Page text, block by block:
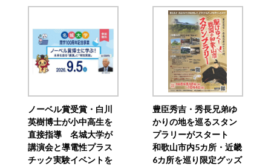
ノーベル賞受賞・白川
英樹博士が小中高生を
直接指導 名城大学が
講演会と導電性プラス
チック実験イベントを
豊臣秀吉・秀長兄弟ゆ
かりの地を巡るスタン
プラリーがスタート
和歌山市内5カ所・近畿
6カ所を巡り限定グッズ